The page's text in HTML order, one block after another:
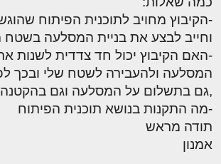
-הקיבוץ מחויב לתוכנית הפיתוח
וחייב לבצע את בניית המסלעה בשטח
-האם הקיבוץ יכול חד צדדית לשנות
המסלעה ולהעבירה לשטח שלי ובכך
,גם בתשלום על המסלעה וגם
-מה התקנות בנושא תוכנית הפיתוח
תודה מראש
אמנון